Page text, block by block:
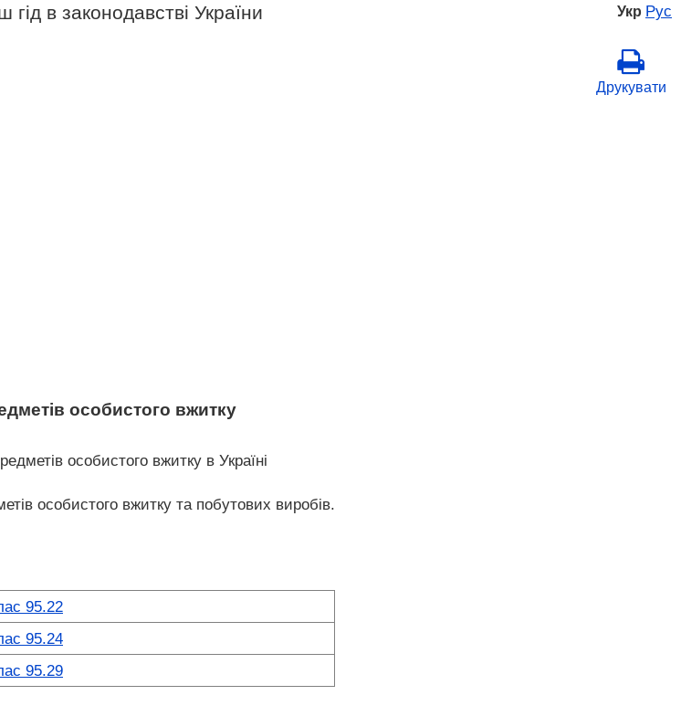
Укр Рус
гід в законодавстві України
Друкувати
особистого вжитку
особистого вжитку в Україні
особистого вжитку та побутових виробів.
95.22
95.24
95.29